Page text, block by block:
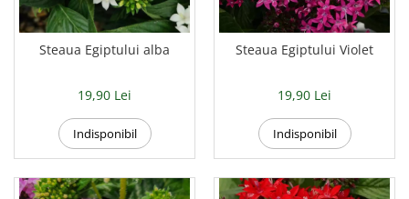
Zambile bulbi
Țânțărică
Steaua Egiptului alba
19,90 Lei
Indisponibil
Steaua Egiptului Violet
19,90 Lei
Indisponibil